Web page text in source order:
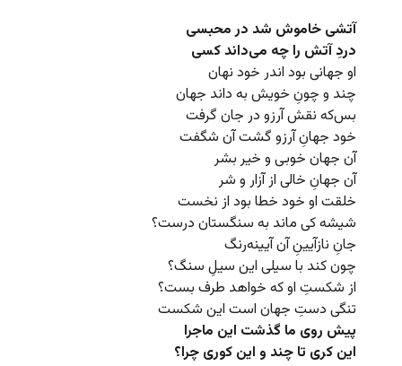
آتشی خاموش شد در محبسی
دردِ آتش را چه می‌داند کسی
او جهانی بود اندر خود نهان
چند و چونِ خویش به داند جهان
بس‌که نقش آرزو در جان گرفت
خود جهانِ آرزو گشت آن شگفت
آن جهان خوبی و خیر بشر
آن جهانِ خالی از آزار و شر
خلقت او خود خطا بود از نخست
شیشه کی ماند به سنگستان درست؟
جانِ نازآیینِ آن آیینه‌رنگ
چون کند با سیلی این سیلِ سنگ؟
از شکستِ او که خواهد طرف بست؟
تنگی دستِ‌ جهان است این شکست
پیش‌ روی ما گذشت این ماجرا
این کری تا چند و این کوری چرا؟